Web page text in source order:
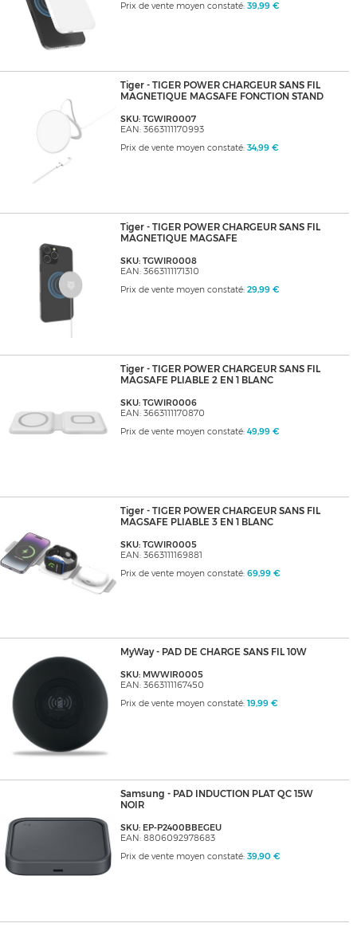
Prix de vente moyen constaté: 39,99 €
Tiger - TIGER POWER CHARGEUR SANS FIL
MAGNETIQUE MAGSAFE FONCTION STAND
SKU: TGWIR0007
EAN: 3663111170993
Prix de vente moyen constaté: 34,99 €
Tiger - TIGER POWER CHARGEUR SANS FIL
MAGNETIQUE MAGSAFE
SKU: TGWIR0008
EAN: 3663111171310
Prix de vente moyen constaté: 29,99 €
Tiger - TIGER POWER CHARGEUR SANS FIL
MAGSAFE PLIABLE 2 EN 1 BLANC
SKU: TGWIR0006
EAN: 3663111170870
Prix de vente moyen constaté: 49,99 €
Tiger - TIGER POWER CHARGEUR SANS FIL
MAGSAFE PLIABLE 3 EN 1 BLANC
SKU: TGWIR0005
EAN: 3663111169881
Prix de vente moyen constaté: 69,99 €
MyWay - PAD DE CHARGE SANS FIL 10W
SKU: MWWIR0005
EAN: 3663111167450
Prix de vente moyen constaté: 19,99 €
Samsung - PAD INDUCTION PLAT QC 15W
NOIR
SKU: EP-P2400BBEGEU
EAN: 8806092978683
Prix de vente moyen constaté: 39,90 €